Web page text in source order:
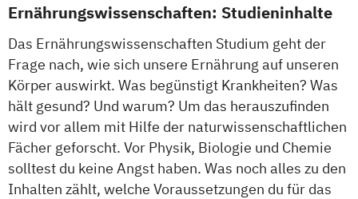
Ernährungswissenschaften: Studieninhalte
Das Ernährungswissenschaften Studium geht der
Frage nach, wie sich unsere Ernährung auf unseren
Körper auswirkt. Was begünstigt Krankheiten? Was
hält gesund? Und warum? Um das herauszufinden
wird vor allem mit Hilfe der naturwissenschaftlichen
Fächer geforscht. Vor Physik, Biologie und Chemie
solltest du keine Angst haben. Was noch alles zu den
Inhalten zählt, welche Voraussetzungen du für das